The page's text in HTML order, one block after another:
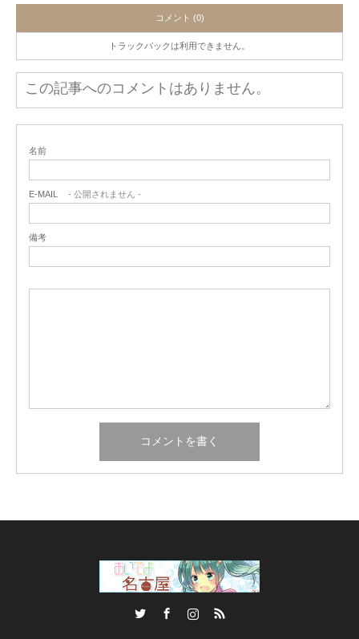
コメント (0)
トラックバックは利用できません。
この記事へのコメントはありません。
名前
E-MAIL - 公開されません -
備考
RSS